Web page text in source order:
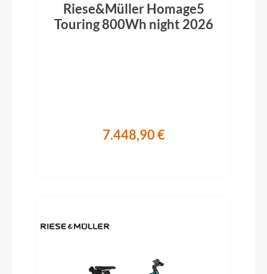
Riese&Müller Homage5
Touring 800Wh night 2026
7.448,90 €